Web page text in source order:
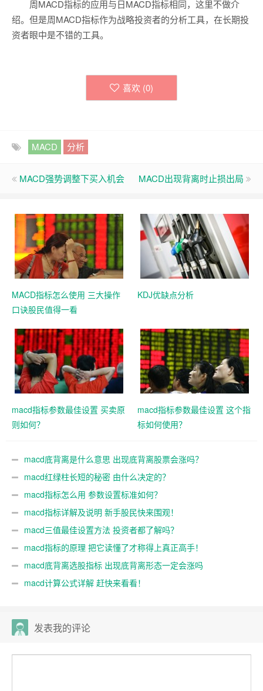
周MACD指标的应用与日MACD指标相同，这里不做介
绍。但是周MACD指标作为战略投资者的分析工具，在长期投
资者眼中是不错的工具。
喜欢 (0)
MACD 分析
MACD强势调整下买入机会 MACD出现背离时止损出局
MACD指标怎么使用 三大操作
口诀股民值得一看
KDJ优缺点分析
macd指标参数最佳设置 买卖原
则如何？
macd指标参数最佳设置 这个指
标如何使用？
macd底背离是什么意思 出现底背离股票会涨吗？
macd红绿柱长短的秘密 由什么决定的？
macd指标怎么用 参数设置标准如何？
macd指标详解及说明 新手股民快来围观！
macd三值最佳设置方法 投资者都了解吗？
macd指标的原理 把它读懂了才称得上真正高手！
macd底背离选股指标 出现底背离形态一定会涨吗
macd计算公式详解 赶快来看看！
发表我的评论